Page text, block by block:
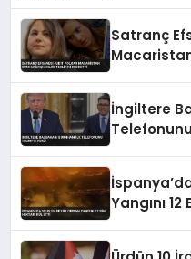
Satranç
İngiltere
Yangını